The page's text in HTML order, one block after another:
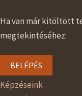
Ha van már kitöltött
megtekintéséhez:
BELÉPÉS
Képzéseink